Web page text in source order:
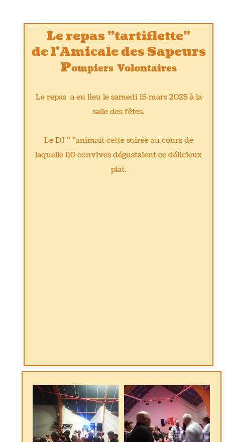
Le repas "tartiflette"
de l'Amicale des Sapeurs
Pompiers Volontaires
Le repas a eu lieu le samedi 15 mars 2025 à la
salle des fêtes.
Le DJ " "animait cette soirée au cours de
laquelle 110 convives dégustaient ce délicieux
plat.